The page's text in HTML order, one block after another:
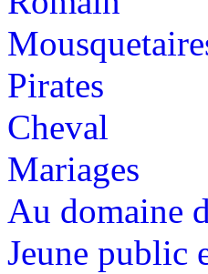
Pirates
Cheval
Mariages
Au domaine
Jeune public